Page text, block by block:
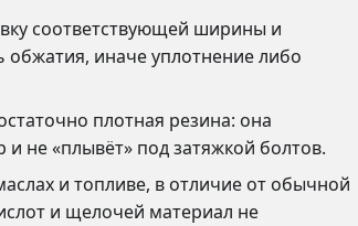
соответствующей ширины и
обжатия, иначе уплотнение либо
плотная резина: она
не «плывёт» под затяжкой болтов.
и топливе, в отличие от обычной
и щелочей материал не